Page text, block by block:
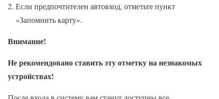
Если предпочтителен автовход, отметьте пункт
«Запомнить карту».
Внимание!
Не рекомендовано ставить эту отметку на незнакомых
устройствах!